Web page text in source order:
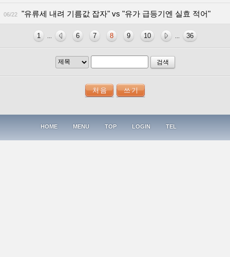
06/22 "유류세 내려 기름값 잡자" vs "유가 급등기엔 실효 적어"
1 ... 6 7 8 9 10 ... 36
검색
HOME MENU TOP LOGIN TEL